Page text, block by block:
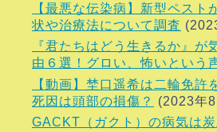
【最悪な伝染病】新型ペスト
状や治療法について調査
『君たちはどう生きるか』が
由６選！グロい、怖いという
【動画】埜口遥希は二輪免許
死因は頭部の損傷？
(2023年
GACKT（ガクト）の病気は